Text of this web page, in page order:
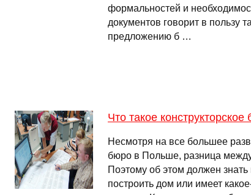
формальностей и
документов говорит в пользу
предложению б …
Что такое конструкторское
Несмотря на все большее
бюро в Польше, разница
Поэтому об этом должен
построить дом или имеет